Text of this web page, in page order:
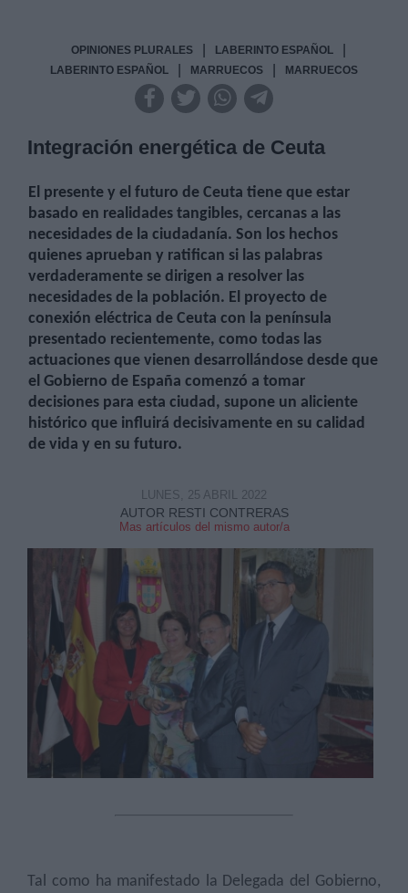
OPINIONES PLURALES LABERINTO ESPAÑOL
LABERINTO ESPAÑOL MARRUECOS MARRUECOS
Integración energética de Ceuta
El presente y el futuro de Ceuta tiene que estar
basado en realidades tangibles, cercanas a las
necesidades de la ciudadanía. Son los hechos
quienes aprueban y ratifican si las palabras
verdaderamente se dirigen a resolver las
necesidades de la población. El proyecto de
conexión eléctrica de Ceuta con la península
presentado recientemente, como todas las
actuaciones que vienen desarrollándose desde que
el Gobierno de España comenzó a tomar
decisiones para esta ciudad, supone un aliciente
histórico que influirá decisivamente en su calidad
de vida y en su futuro.
AUTOR RESTI CONTRERAS
Mas artículos del mismo autor/a
LUNES, 25 ABRIL 2022
Tal como ha manifestado la Delegada del Gobierno,